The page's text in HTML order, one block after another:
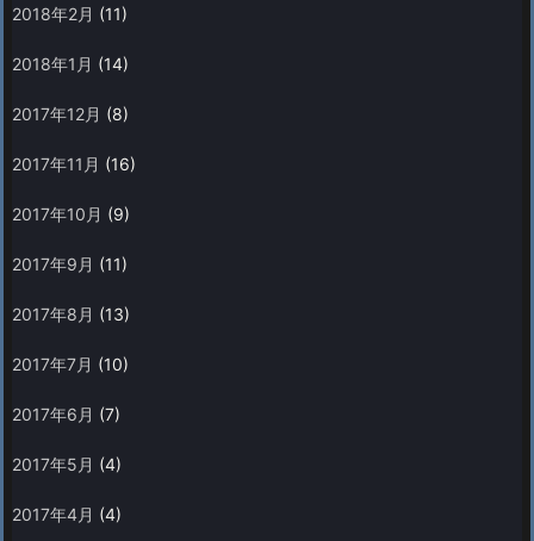
2018年2月 (11)
2018年1月 (14)
2017年12月 (8)
2017年11月 (16)
2017年10月 (9)
2017年9月 (11)
2017年8月 (13)
2017年7月 (10)
2017年6月 (7)
2017年5月 (4)
2017年4月 (4)